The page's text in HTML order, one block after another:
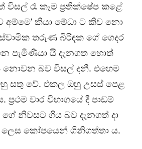
රෑ කෑම ප්‍රතික්ෂේප කළේ
අම්මෙ’ කියා මේධා ට කිව නො
තරුණ බිරිඳක ගේ ගෙදර
පැමිණියා යි දැනගත හොත්
නොවන බව විසල් දනී. එහෙම
සතු වේ. එකල ඔහු උසස් පෙළ
වාර විභාගයේ දී පාඩම්
නිවසට ගිය බව දැනගත් දා
ලෙස කෝපයෙන් ගිනිගත්තා ය.